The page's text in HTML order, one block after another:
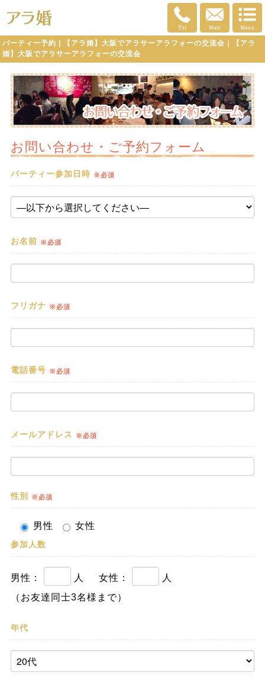
パーティー予約 | 【アラ婚】大阪でアラサーアラフォーの交流会｜【アラ
婚】大阪でアラサーアラフォーの交流会
お問い合わせ・ご予約フォーム
パーティー参加日時 ※必須
お名前 ※必須
フリガナ ※必須
電話番号 ※必須
メールアドレス ※必須
性別 ※必須
男性 女性
参加人数
男性： 人 女性：
人
（お友達同士3名様まで）
年代